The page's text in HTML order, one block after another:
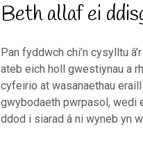
Beth allaf ei
Pan fyddwch chi’n cysylltu
ateb eich holl gwestiynau a
cyfeirio at wasanaethau
gwybodaeth pwrpasol, wedi
ddod i siarad â ni wyneb yn